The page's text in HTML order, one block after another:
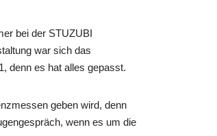
bei der STUZUBI
war sich das
denn es hat alles gepasst.
geben wird, denn
wenn es um die